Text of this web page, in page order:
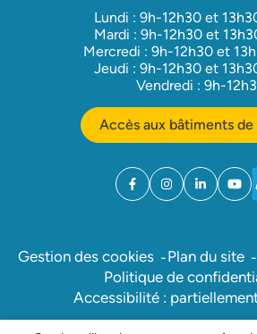
Lundi : 9h-12h30 et
Mardi : 9h-12h30 et
Mercredi : 9h-12h30 et
Jeudi : 9h-12h30 et
Vendredi : 9h-
Accès aux bâtiments de
Facebook
(ouverture dans un
Instagram
(ouverture dans
Linkedin
Gestion des cookies Plan du site
Politique de
Accessibilité :